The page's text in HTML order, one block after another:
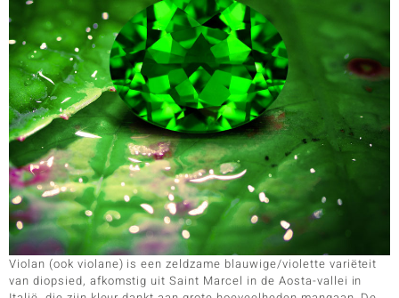
Violan (ook violane) is een zeldzame blauwige/violette variëteit
van diopsied, afkomstig uit Saint Marcel in de Aosta-vallei in